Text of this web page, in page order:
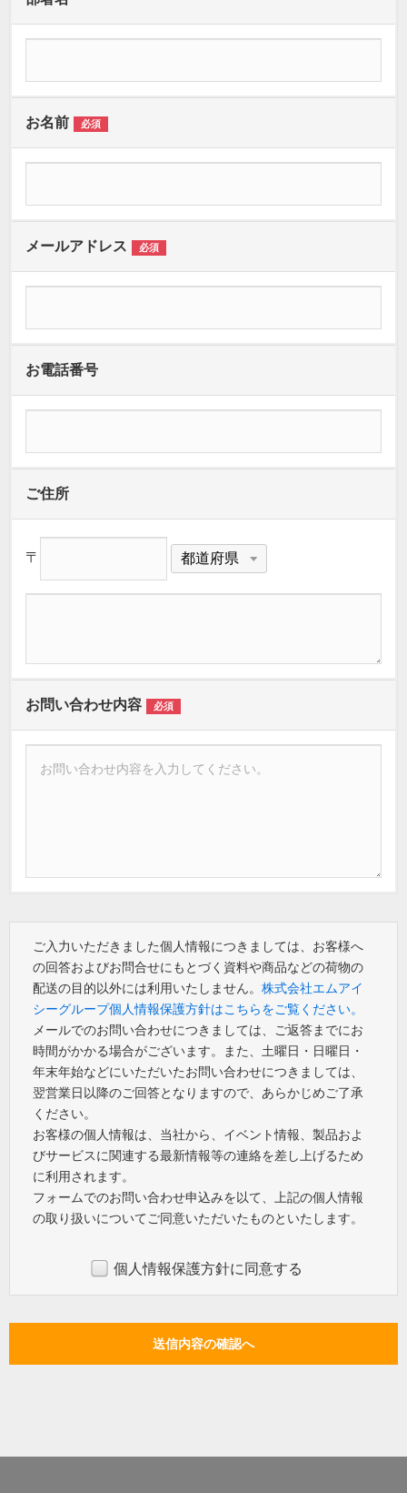
お名前 必須
メールアドレス 必須
お電話番号
ご住所
〒
お問い合わせ内容 必須
ご入力いただきました個人情報につきましては、お客様へ
の回答およびお問合せにもとづく資料や商品などの荷物の
配送の目的以外には利用いたしません。 株式会社エムアイ
シーグループ個人情報保護方針はこちらをご覧ください。
メールでのお問い合わせにつきましては、ご返答までにお
時間がかかる場合がございます。また、土曜日・日曜日・
年末年始などにいただいたお問い合わせにつきましては、
翌営業日以降のご回答となりますので、あらかじめご了承
ください。
お客様の個人情報は、当社から、イベント情報、製品およ
びサービスに関連する最新情報等の連絡を差し上げるため
に利用されます。
フォームでのお問い合わせ申込みを以て、上記の個人情報
の取り扱いについてご同意いただいたものといたします。
個人情報保護方針に同意する